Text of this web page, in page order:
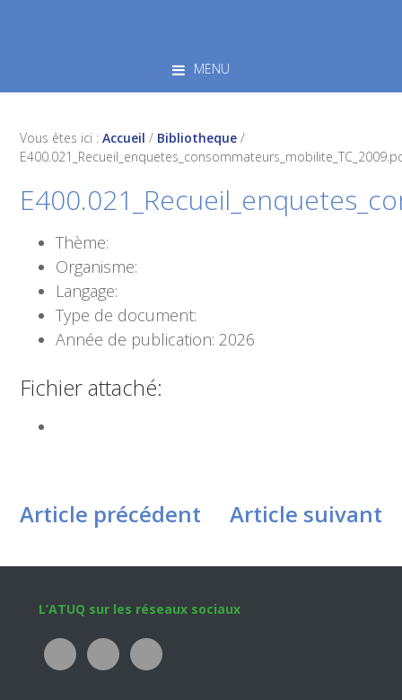
MENU
Vous êtes ici :Accueil / Bibliotheque /
Thème:
Organisme:
Langage:
Type de document:
Année de publication: 2026
Fichier attaché:
Article précédent Article suivant
Footer
L’ATUQ sur les réseaux sociaux